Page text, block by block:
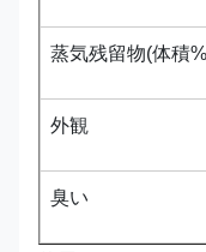
蒸気残留物(体積
外観
臭い